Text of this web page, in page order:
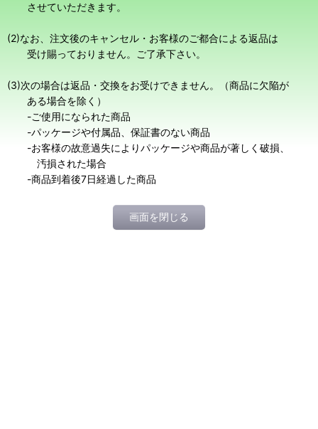
させていただきます。
(2)なお、注文後のキャンセル・お客様のご都合による返品は
受け賜っておりません。ご了承下さい。
(3)次の場合は返品・交換をお受けできません。（商品に欠陥が
ある場合を除く）
-ご使用になられた商品
-パッケージや付属品、保証書のない商品
-お客様の故意過失によりパッケージや商品が著しく破損、
汚損された場合
-商品到着後7日経過した商品
画面を閉じる